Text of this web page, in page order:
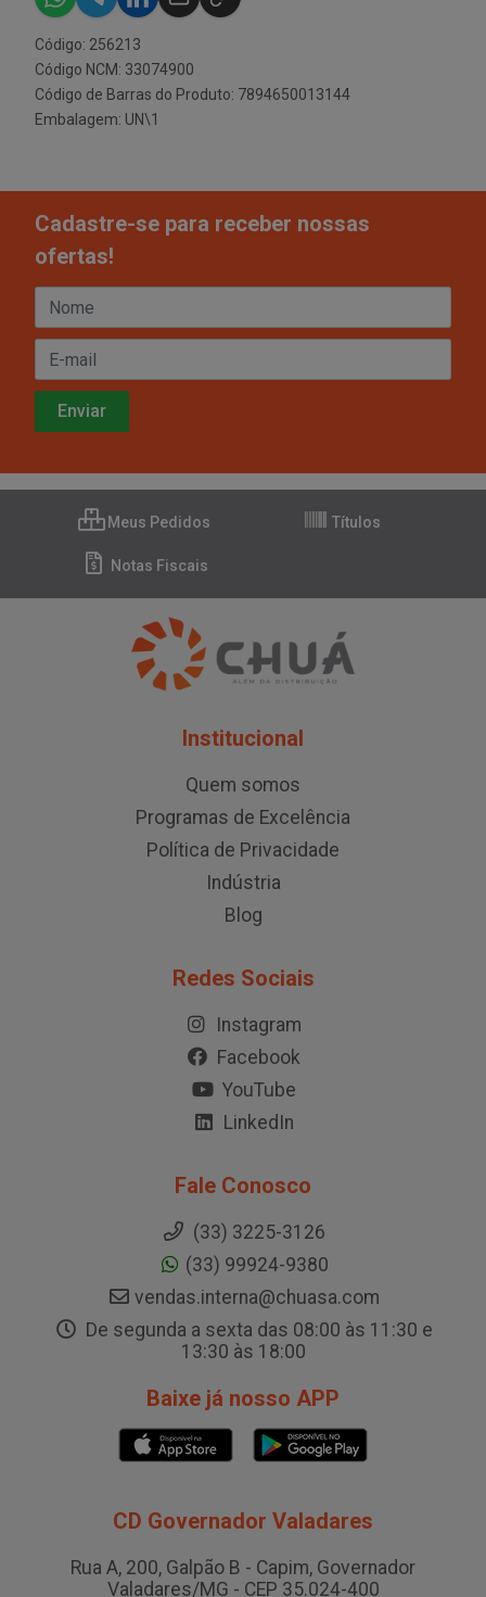
Código: 256213
Código NCM: 33074900
Código de Barras do Produto: 7894650013144
Embalagem: UN\1
Cadastre-se para receber nossas
ofertas!
Meus Pedidos Títulos
Notas Fiscais
Institucional
Quem somos
Programas de Excelência
Política de Privacidade
Indústria
Blog
Redes Sociais
Instagram
Facebook
YouTube
LinkedIn
Fale Conosco
(33) 3225-3126
(33) 99924-9380
vendas.interna@chuasa.com
De segunda a sexta das 08:00 às 11:30 e
13:30 às 18:00
Baixe já nosso APP
CD Governador Valadares
Rua A, 200, Galpão B - Capim, Governador
Valadares/MG - CEP 35.024-400